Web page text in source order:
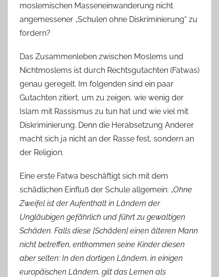
moslemischen Masseneinwanderung nicht
angemessener „Schulen ohne Diskriminierung“ zu
fordern?
Das Zusammenleben zwischen Moslems und
Nichtmoslems ist durch Rechtsgutachten (Fatwas)
genau geregelt. Im folgenden sind ein paar
Gutachten zitiert, um zu zeigen, wie wenig der
Islam mit Rassismus zu tun hat und wie viel mit
Diskriminierung. Denn die Herabsetzung Anderer
macht sich ja nicht an der Rasse fest, sondern an
der Religion.
Eine erste Fatwa beschäftigt sich mit dem
schädlichen Einfluß der Schule allgemein: „Ohne
Zweifel ist der Aufenthalt in Ländern der
Ungläubigen gefährlich und führt zu gewaltigen
Schäden. Falls diese [Schäden] einen älteren Mann
nicht betreffen, entkommen seine Kinder diesen
aber selten: In den dortigen Ländern, in einigen
europäischen Ländern, gilt das Lernen als